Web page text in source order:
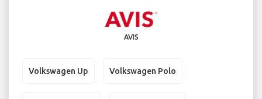
AVIS
Volkswagen Up Volkswagen Polo